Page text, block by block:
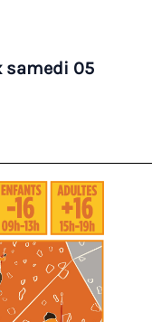
samedi 05